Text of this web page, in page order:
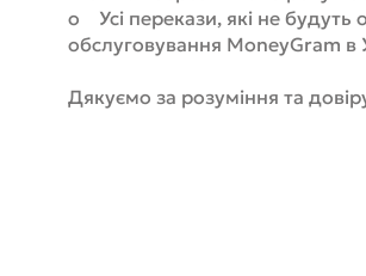
o Усі перекази, які не будуть
обслуговування MoneyGram в
Дякуємо за розуміння та